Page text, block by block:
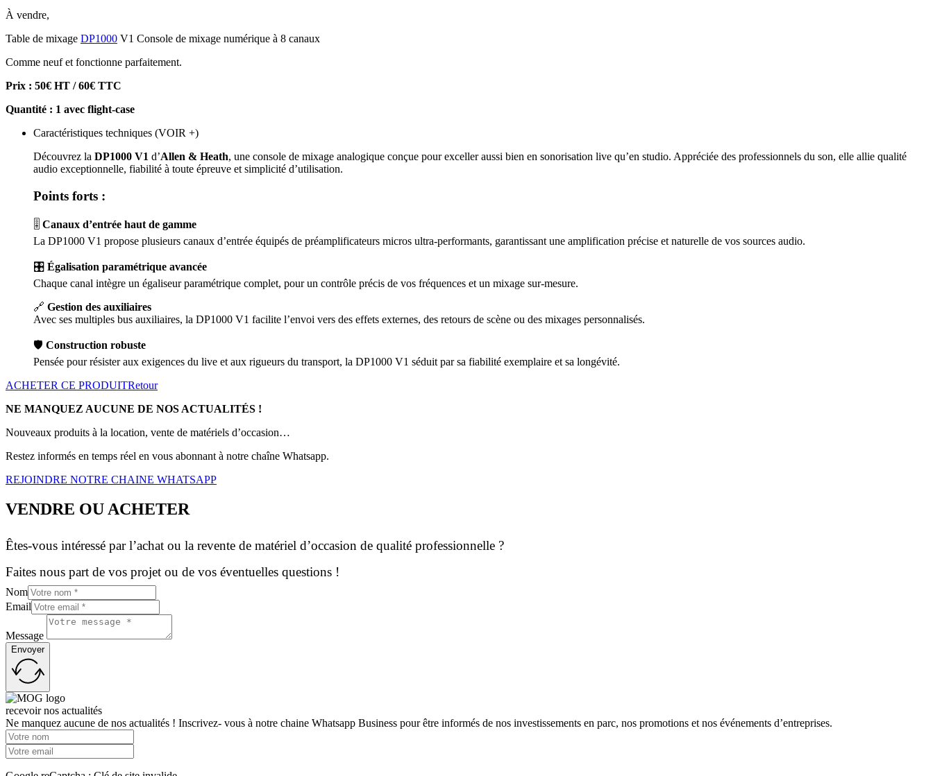
À vendre,
Table de mixage DP1000 V1 Console de mixage numérique à 8 canaux
Comme neuf et fonctionne parfaitement.
Prix : 50€ HT / 60€ TTC
Quantité : 1 avec flight-case
Caractéristiques techniques (VOIR +)
Découvrez la DP1000 V1 d’Allen & Heath, une console de mixage analogique conçue pour exceller aussi bien en sonorisation live qu’en studio. Appréciée des professionnels du son, elle allie qualité
audio exceptionnelle, fiabilité à toute épreuve et simplicité d’utilisation.
Points forts :
🎚️ Canaux d’entrée haut de gamme
La DP1000 V1 propose plusieurs canaux d’entrée équipés de préamplificateurs micros ultra-performants, garantissant une amplification précise et naturelle de vos sources audio.
🎛️ Égalisation paramétrique avancée
Chaque canal intègre un égaliseur paramétrique complet, pour un contrôle précis de vos fréquences et un mixage sur-mesure.
🔗 Gestion des auxiliaires
Avec ses multiples bus auxiliaires, la DP1000 V1 facilite l’envoi vers des effets externes, des retours de scène ou des mixages personnalisés.
🛡️ Construction robuste
Pensée pour résister aux exigences du live et aux rigueurs du transport, la DP1000 V1 séduit par sa fiabilité exemplaire et sa longévité.
ACHETER CE PRODUITRetour
NE MANQUEZ AUCUNE DE NOS ACTUALITÉS !
Nouveaux produits à la location, vente de matériels d’occasion…
Restez informés en temps réel en vous abonnant à notre chaîne Whatsapp.
REJOINDRE NOTRE CHAINE WHATSAPP
VENDRE OU ACHETER
Êtes-vous intéressé par l’achat ou la revente de matériel d’occasion de qualité professionnelle ?
Faites nous part de vos projet ou de vos éventuelles questions !
Nom
Email
Message
Envoyer
recevoir nos actualités
Ne manquez aucune de nos actualités ! Inscrivez- vous à notre chaine Whatsapp Business pour être informés de nos investissements en parc, nos promotions et nos événements d’entreprises.